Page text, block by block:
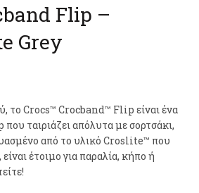
Flip –
Grey
το Crocs™ Crocband™ Flip είναι ένα
ταιριάζει απόλυτα με σορτσάκι,
από το υλικό Croslite™ που
έτοιμο για παραλία, κήπο ή